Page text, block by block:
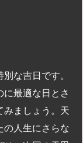
な吉日です。
最適な日とさ
みましょう。天
の人生にさらな